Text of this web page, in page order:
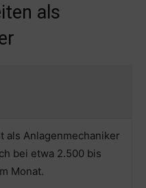
als
als Anlagenmechaniker
bei etwa 2.500 bis
Monat.